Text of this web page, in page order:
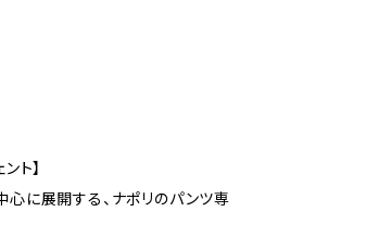
ト】
心に展開する、ナポリのパンツ専